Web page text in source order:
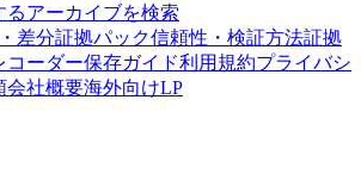
るアーカイブを検索
差分証拠パック信頼性・検証方法証拠
コーダー保存ガイド利用規約プライバシ
会社概要海外向けLP